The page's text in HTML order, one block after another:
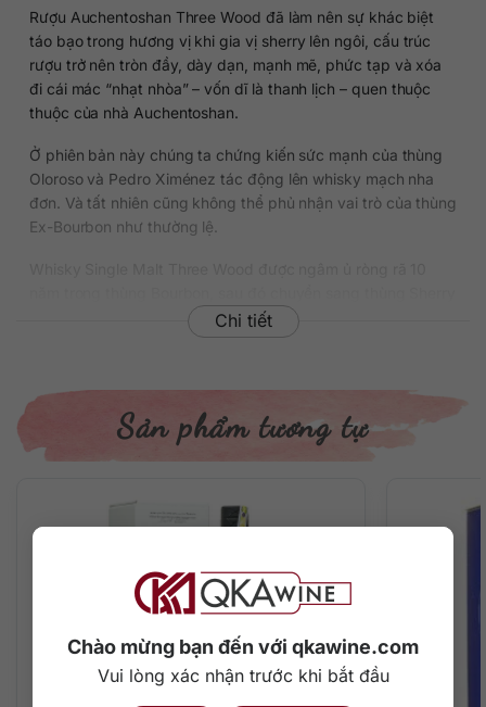
Chào mừng bạn đến với qkawine.com
Vui lòng xác nhận trước khi bắt đầu
Rượu Auchentoshan Three Wood đã làm nên sự khác biệt
táo bạo trong hương vị khi gia vị sherry lên ngôi, cấu trúc
rượu trở nên tròn đầy, dày dạn, mạnh mẽ, phức tạp và xóa
đi cái mác “nhạt nhòa” – vốn dĩ là thanh lịch – quen thuộc
thuộc của nhà Auchentoshan.
Ở phiên bản này chúng ta chứng kiến sức mạnh của thùng
Oloroso và Pedro Ximénez tác động lên whisky mạch nha
đơn. Và tất nhiên cũng không thể phủ nhận vai trò của thùng
Ex-Bourbon như thường lệ.
Oloroso trong khoảng 1 năm và dành năm cuối cùng ngủ
trong thùng Pedro Ximénez. Đây là một dòng sherry whisky
Thông tin chi tiết về rượu
Xuất xứ: Scotland
Phân loại: Single Malt Scotch Whisky
Màu sắc: Màu hổ phách đậm đà
Cách thưởng thức: Uống nguyên chất, thêm đá viên, pha
Mô tả hương vị rượu
Chi tiết
Sản phẩm tương tự